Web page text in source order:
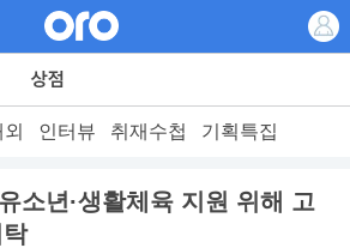
인터뷰 취재수첩 기획특집
소년·생활체육 지원 위해 고